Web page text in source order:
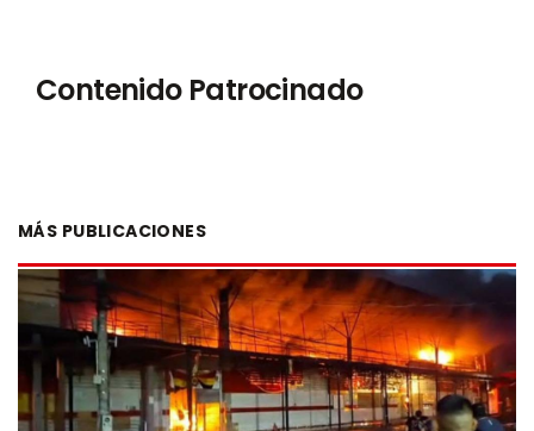
Contenido Patrocinado
MÁS PUBLICACIONES